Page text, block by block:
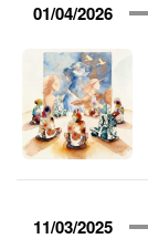
01/04/2026
11/03/2025